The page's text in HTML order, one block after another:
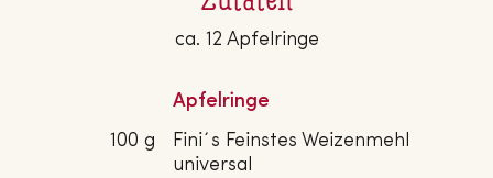
ca. 12 Apfelringe
Apfelringe
100 g
Fini´s Feinstes Weizenmehl
universal